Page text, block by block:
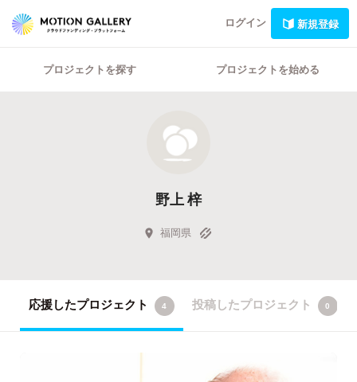
ログイン 新規登録
プロジェクトを探す プロジェクトを始める
野上 梓
福岡県
応援したプロジェクト 4 投稿したプロジェクト 0